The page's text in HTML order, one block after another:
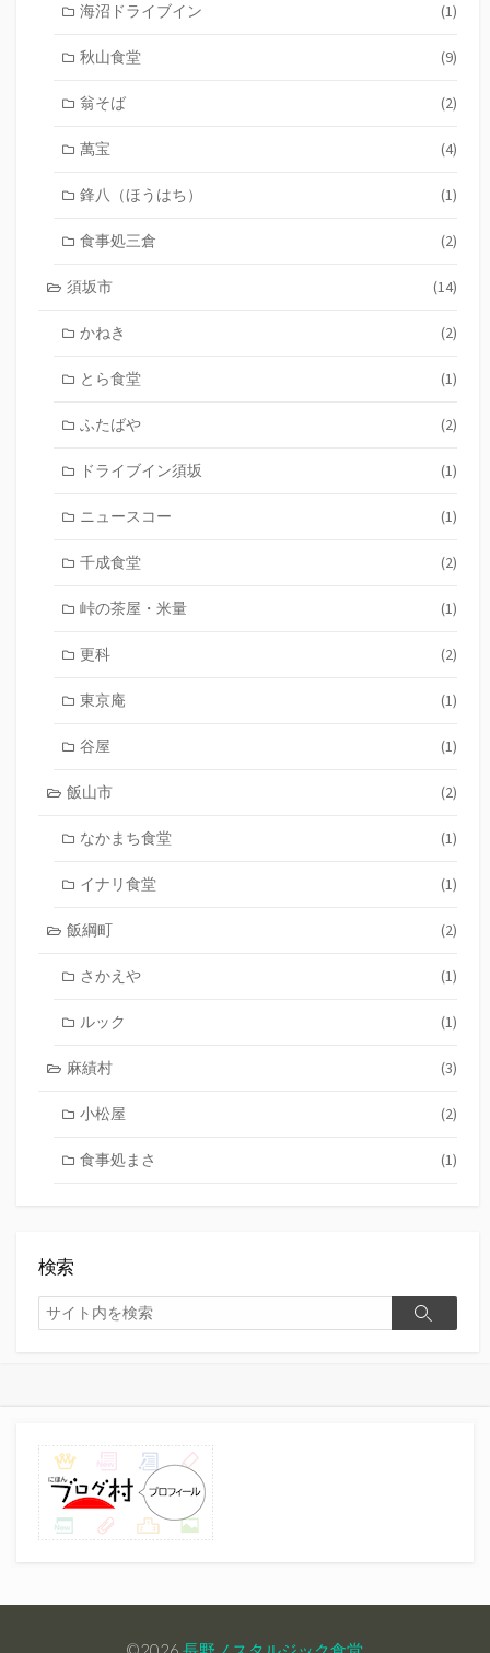
海沼ドライブイン (1)
秋山食堂 (9)
翁そば (2)
萬宝 (4)
鋒八（ほうはち） (1)
食事処三倉 (2)
須坂市 (14)
かねき (2)
とら食堂 (1)
ふたばや (2)
ドライブイン須坂 (1)
ニュースコー (1)
千成食堂 (2)
峠の茶屋・米量 (1)
更科 (2)
東京庵 (1)
谷屋 (1)
飯山市 (2)
なかまち食堂 (1)
イナリ食堂 (1)
飯綱町 (2)
さかえや (1)
ルック (1)
麻績村 (3)
小松屋 (2)
食事処まさ (1)
検索
検
索
検